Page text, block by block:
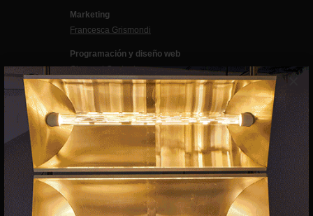
×
Marketing
Francesca Grismondi
Programación y diseño web
Giovanni Costante
Marcello Moi
EXIBART SPAIN, S.L.U.